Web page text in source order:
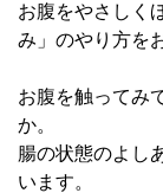
お腹をやさしく
み」のやり方を
お腹を触ってみ
か。
腸の状態のよし
います。